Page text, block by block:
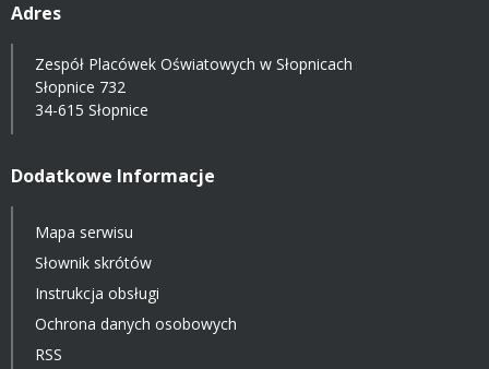
Adres
Zespół Placówek Oświatowych w Słopnicach
Słopnice 732
34-615 Słopnice
Dodatkowe Informacje
Mapa serwisu
Słownik skrótów
Instrukcja obsługi
Ochrona danych osobowych
RSS